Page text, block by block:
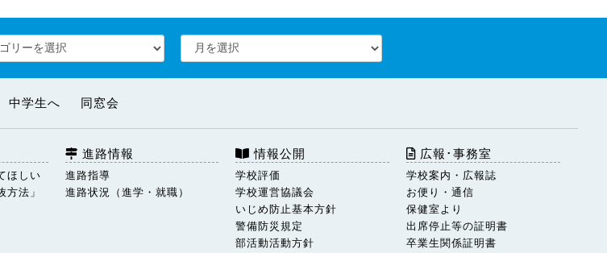
中学生へ 同窓会
ほしい
方法」
進路情報
進路指導
進路状況（進学・就職）
情報公開
学校評価
学校運営協議会
いじめ防止基本方針
警備防災規定
部活動活動方針
広報･事務室
学校案内・広報誌
お便り・通信
保健室より
出席停止等の証明書
卒業生関係証明書